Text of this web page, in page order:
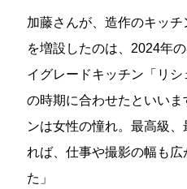
加藤さんが、造作のキッ
を増設したのは、2024年
イグレードキッチン「リ
の時期に合わせたといい
ンは女性の憧れ。最高級
れば、仕事や撮影の幅も
た」